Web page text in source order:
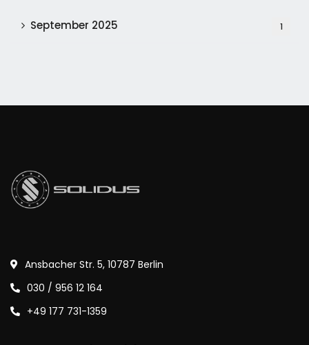
September 2025 1
Ansbacher Str. 5, 10787 Berlin
030 / 956 12 164
+49 177 731-1359